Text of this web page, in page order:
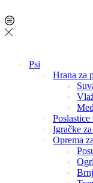
Psi
Hrana za
Poslastice
Igračke za
Oprema